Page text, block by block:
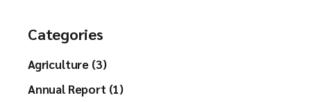
Categories
Agriculture (3)
Annual Report (1)